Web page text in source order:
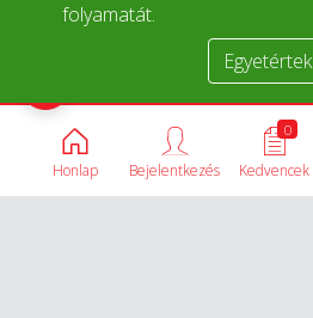
folyamatát.
Egyetértek
Honlap
0
Kedvencek
Bejelentkezés
Termékek összehasonlítása